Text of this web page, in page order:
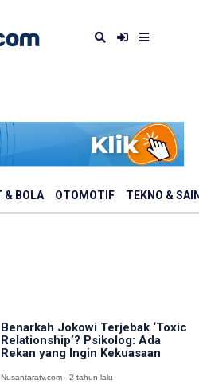
& BOLA OTOMOTIF TEKNO &
Benarkah Jokowi Terjebak ‘Toxic
Relationship’? Psikolog: Ada
Rekan yang Ingin Kekuasaan
Nusantaratv.com - 2 tahun lalu